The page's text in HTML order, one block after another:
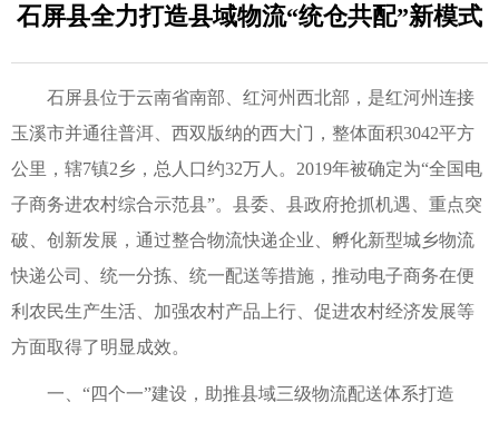
石屏县全力打造县域物流“统仓共配”新模式
石屏县位于云南省南部、红河州西北部，是红河州连接
玉溪市并通往普洱、西双版纳的西大门，整体面积3042平方
公里，辖7镇2乡，总人口约32万人。2019年被确定为“全国电
子商务进农村综合示范县”。县委、县政府抢抓机遇、重点突
破、创新发展，通过整合物流快递企业、孵化新型城乡物流
快递公司、统一分拣、统一配送等措施，推动电子商务在便
利农民生产生活、加强农村产品上行、促进农村经济发展等
方面取得了明显成效。
一、“四个一”建设，助推县域三级物流配送体系打造